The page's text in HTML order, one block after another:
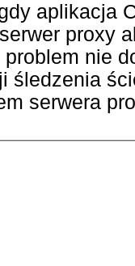
aplikacja
proxy
nie
śledzenia
serwera